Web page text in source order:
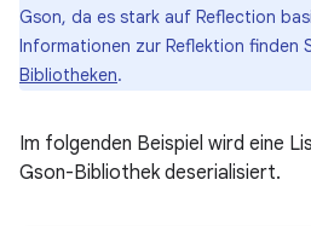
Gson, da es stark auf Reflection
Informationen zur Reflektion finden
Bibliotheken.
Im folgenden Beispiel wird eine
Gson-Bibliothek deserialisiert.